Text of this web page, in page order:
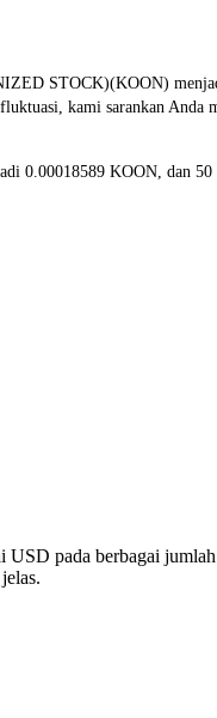
STOCK)(KOON)
kami sarankan Anda
0.00018589 KOON, dan 50
USD pada berbagai